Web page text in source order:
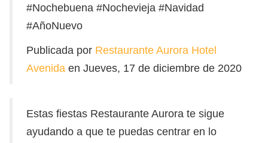
#Nochebuena #Nochevieja #Navidad
#AñoNuevo
Publicada por Restaurante Aurora Hotel
Avenida en Jueves, 17 de diciembre de 2020
Estas fiestas Restaurante Aurora te sigue
ayudando a que te puedas centrar en lo